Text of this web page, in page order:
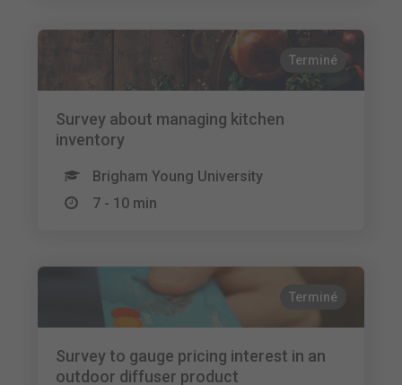
Terminé
Survey about managing kitchen
inventory
Brigham Young University
7 - 10 min
Terminé
Survey to gauge pricing interest in an
outdoor diffuser product